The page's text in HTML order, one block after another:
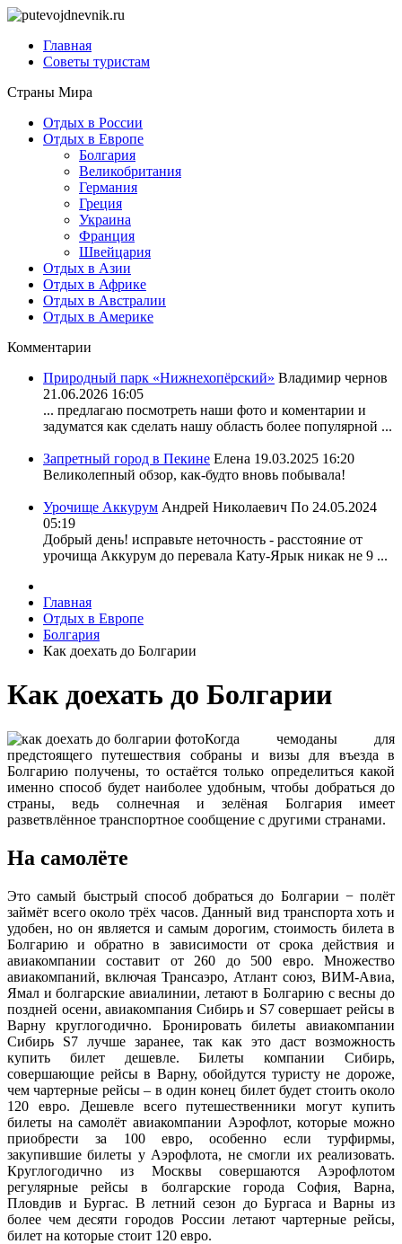
Главная
Советы туристам
Страны Мира
Отдых в России
Отдых в Европе
Болгария
Великобритания
Германия
Греция
Украина
Франция
Швейцария
Отдых в Азии
Отдых в Африке
Отдых в Австралии
Отдых в Америке
Комментарии
Природный парк «Нижнехопёрский» Владимир чернов
21.06.2026 16:05
... предлагаю посмотреть наши фото и коментарии и
задуматся как сделать нашу область более популярной ...
Запретный город в Пекине Елена 19.03.2025 16:20
Великолепный обзор, как-будто вновь побывала!
Урочище Аккурум Андрей Николаевич По 24.05.2024
05:19
Добрый день! исправьте неточность - расстояние от
урочища Аккурум до перевала Кату-Ярык никак не 9 ...
Главная
Отдых в Европе
Болгария
Как доехать до Болгарии
Как доехать до Болгарии
Когда чемоданы для
предстоящего путешествия собраны и визы для въезда в
Болгарию получены, то остаётся только определиться какой
именно способ будет наиболее удобным, чтобы добраться до
страны, ведь солнечная и зелёная Болгария имеет
разветвлённое транспортное сообщение с другими странами.
На самолёте
Это самый быстрый способ добраться до Болгарии − полёт
займёт всего около трёх часов. Данный вид транспорта хоть и
удобен, но он является и самым дорогим, стоимость билета в
Болгарию и обратно в зависимости от срока действия и
авиакомпании составит от 260 до 500 евро. Множество
авиакомпаний, включая Трансаэро, Атлант союз, ВИМ-Авиа,
Ямал и болгарские авиалинии, летают в Болгарию с весны до
поздней осени, авиакомпания Сибирь и S7 совершает рейсы в
Варну круглогодично. Бронировать билеты авиакомпании
Сибирь S7 лучше заранее, так как это даст возможность
купить билет дешевле. Билеты компании Сибирь,
совершающие рейсы в Варну, обойдутся туристу не дороже,
чем чартерные рейсы – в один конец билет будет стоить около
120 евро. Дешевле всего путешественники могут купить
билеты на самолёт авиакомпании Аэрофлот, которые можно
приобрести за 100 евро, особенно если турфирмы,
закупившие билеты у Аэрофлота, не смогли их реализовать.
Круглогодично из Москвы совершаются Аэрофлотом
регулярные рейсы в болгарские города София, Варна,
Пловдив и Бургас. В летний сезон до Бургаса и Варны из
более чем десяти городов России летают чартерные рейсы,
билет на которые стоит 120 евро.